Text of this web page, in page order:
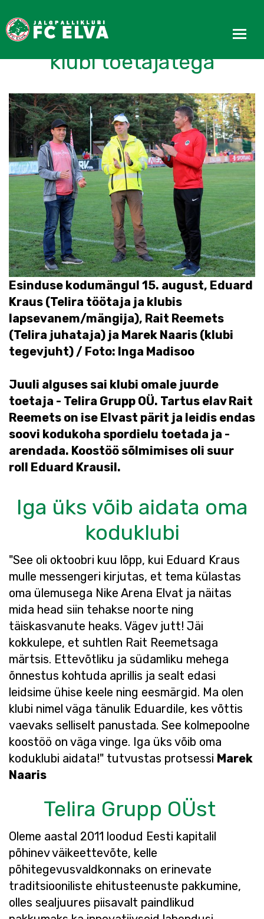
Telira Grupp OÜ liitus
klubi toetajatega
Esinduse kodumängul 15. august, Eduard
Kraus (Telira töötaja ja klubis
lapsevanem/mängija), Rait Reemets
(Telira juhataja) ja Marek Naaris (klubi
tegevjuht) / Foto: Inga Madisoo
Juuli alguses sai klubi omale juurde
toetaja - Telira Grupp OÜ. Tartus elav Rait
Reemets on ise Elvast pärit ja leidis endas
soovi kodukoha spordielu toetada ja -
arendada. Koostöö sõlmimises oli suur
roll Eduard Krausil.
Iga üks võib aidata oma
koduklubi
"See oli oktoobri kuu lõpp, kui Eduard Kraus
mulle messengeri kirjutas, et tema külastas
oma ülemusega Nike Arena Elvat ja näitas
mida head siin tehakse noorte ning
täiskasvanute heaks. Vägev jutt! Jäi
kokkulepe, et suhtlen Rait Reemetsaga
märtsis. Ettevõtliku ja südamliku mehega
õnnestus kohtuda aprillis ja sealt edasi
leidsime ühise keele ning eesmärgid. Ma olen
klubi nimel väga tänulik Eduardile, kes võttis
vaevaks selliselt panustada. See kolmepoolne
koostöö on väga vinge. Iga üks võib oma
koduklubi aidata!" tutvustas protsessi Marek
Naaris
Telira Grupp OÜst
Oleme aastal 2011 loodud Eesti kapitalil
põhinev väikeettevõte, kelle
põhitegevusvaldkonnaks on erinevate
traditsiooniliste ehitusteenuste pakkumine,
olles sealjuures piisavalt paindlikud